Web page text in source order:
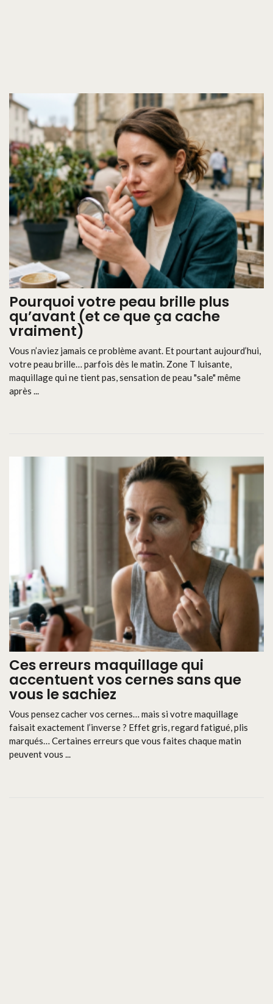
Pourquoi votre peau brille plus
qu’avant (et ce que ça cache
vraiment)
Vous n’aviez jamais ce problème avant. Et pourtant aujourd’hui,
votre peau brille… parfois dès le matin. Zone T luisante,
maquillage qui ne tient pas, sensation de peau "sale" même
après ...
Ces erreurs maquillage qui
accentuent vos cernes sans que
vous le sachiez
Vous pensez cacher vos cernes… mais si votre maquillage
faisait exactement l’inverse ? Effet gris, regard fatigué, plis
marqués… Certaines erreurs que vous faites chaque matin
peuvent vous ...